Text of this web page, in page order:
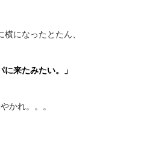
になったとたん、
に来たみたい。」
かれ。。。